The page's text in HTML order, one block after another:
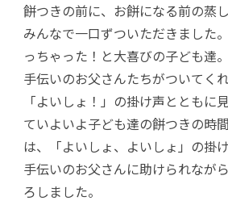
餅つきの前に、お餅になる前の蒸
みんなで一口ずついただきました
っちゃった！と大喜びの子ども達
手伝いのお父さんたちがついてく
「よいしょ！」の掛け声とともに
ていよいよ子ども達の餅つきの時
は、「よいしょ、よいしょ」の掛
手伝いのお父さんに助けられなが
ろしました。